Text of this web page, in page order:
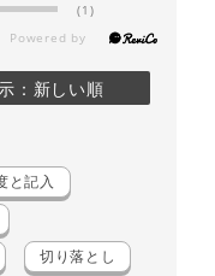
(1)
：新しい順
と記入
切り落とし